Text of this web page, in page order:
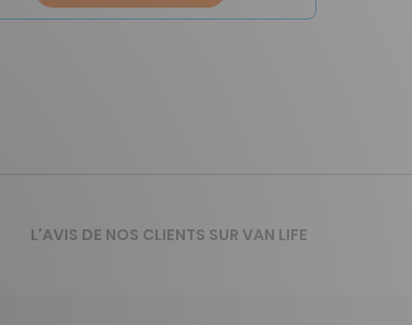
L'AVIS DE NOS CLIENTS SUR VAN LIFE